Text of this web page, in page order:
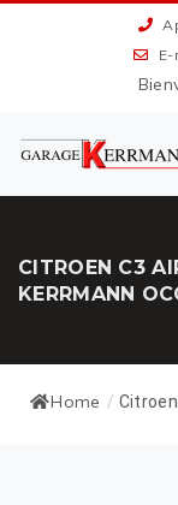
CITROEN C3
KERRMANN
Home /